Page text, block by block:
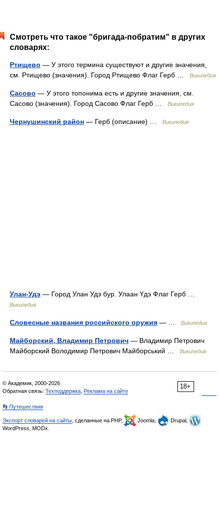
Смотреть что такое "бригада-побратим" в других
словарях:
Ртищево — У этого термина существуют и другие значения,
см. Ртищево (значения). Город Ртищево Флаг Герб …
Википедия
Сасово — У этого топонима есть и другие значения, см.
Сасово (значения). Город Сасово Флаг Герб …
Википедия
Чернушинский район — Герб (описание) … Википедия
Улан-Удэ — Город Улан Удэ бур. Улаан Үдэ Флаг Герб …
Википедия
Словесные названия российского оружия — … Википедия
Майборский, Владимир Петрович — Владимир Петрович
Майборский Володимир Петрович Майборський …
Википедия
18+
© Академик, 2000-2026
Обратная связь: Техподдержка Реклама на сайте
👣 Путешествия
Экспорт словарей на сайты , сделанные на PHP, Joomla,
Drupal,
WordPress, MODx.